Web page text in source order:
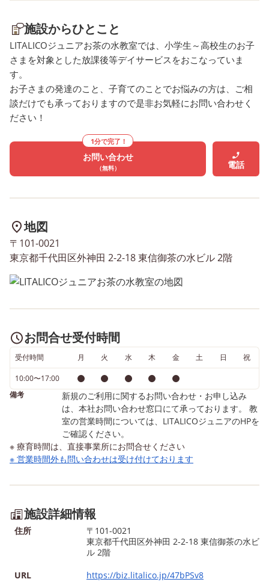
施設からひとこと
LITALICOジュニアお茶の水教室では、小学生～高校生のお子
さまを対象とした放課後等デイサービスをおこなっていま
す。
お子さまの発達のこと、子育てのことでお悩みの方は、ご相
談だけでも承っておりますので是非お気軽にお問い合わせく
ださい！
1分で完了！
お問い合わせ
（無料） 電話
地図
〒101-0021
東京都千代田区外神田 2-2-18 東信御茶の水ビル 2階
お問合せ受付時間
受付時間 月 火 水 木 金 土 日 祝
10:00〜17:00
備考
新規のご利用に関するお問い合わせ・お申し込み
は、本社お問い合わせ窓口にて承っております。 教
室の営業時間については、LITALICOジュニアのHPを
ご確認ください。
※ 療育時間は、直接事業所にお問合せください
※ 営業時間外も問い合わせは受け付けております
施設詳細情報
住所
〒101-0021
東京都千代田区外神田 2-2-18 東信御茶の水ビ
ル 2階
URL
https://biz.litalico.jp/47bPSv8